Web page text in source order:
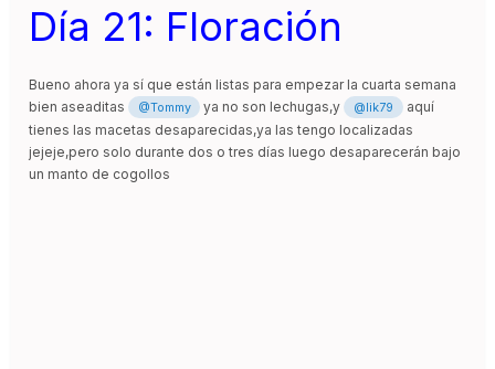
Día 21: Floración
Bueno ahora ya sí que están listas para empezar la cuarta semana
bien aseaditas
@Tommy ya no son lechugas,y @lik79
aquí
tienes las macetas desaparecidas,ya las tengo localizadas
jejeje,pero solo durante dos o tres días luego desaparecerán bajo
un manto de cogollos